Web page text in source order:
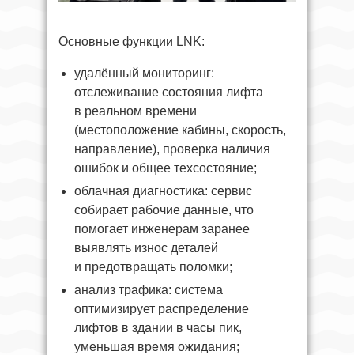
Основные функции LNK:
удалённый мониторинг:
отслеживание состояния лифта
в реальном времени
(местоположение кабины, скорость,
направление), проверка наличия
ошибок и общее техсостояние;
облачная диагностика: сервис
собирает рабочие данные, что
помогает инженерам заранее
выявлять износ деталей
и предотвращать поломки;
анализ трафика: система
оптимизирует распределение
лифтов в здании в часы пик,
уменьшая время ожидания;